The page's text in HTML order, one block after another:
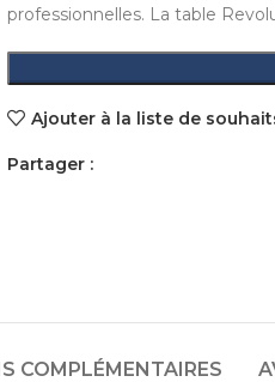
professionnelles. La table
Ajouter à la liste de
Partager :
COMPLÉMENTAIRES